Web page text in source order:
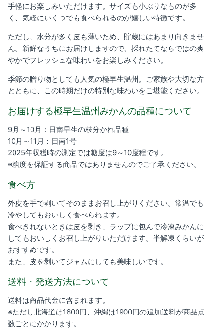
手軽にお楽しみいただけます。サイズも小ぶりなものが多
く、気軽にいくつでも食べられるのが嬉しい特徴です。
ただし、水分が多く皮も薄いため、貯蔵にはあまり向きませ
ん。新鮮なうちにお届けしますので、採れたてならではの爽
やかでフレッシュな味わいをお楽しみください。
季節の贈り物としても人気の極早生温州。ご家族や大切な方
とともに、この時期だけの特別な味わいをご堪能ください。
お届けする極早生温州みかんの品種について
9月～10月：日南早生の枝分かれ品種
10月～11月：日南1号
2025年収穫時の測定では糖度は9～10度程です。
※糖度を保証する商品ではありませんのでご了承ください。
食べ方
外皮を手で剥いてそのままお召し上がりください。常温でも
冷やしてもおいしく食べられます。
食べきれないときは皮を剥き、ラップに包んで冷凍みかんに
してもおいしくお召し上がりいただけます。半解凍くらいが
おすすめです。
また、皮を剥いてジャムにしても美味しいです。
送料・発送方法について
送料は商品代金に含まれます。
※ただし北海道は1600円、沖縄は1900円の追加送料が商品点
数ごとにかかります。